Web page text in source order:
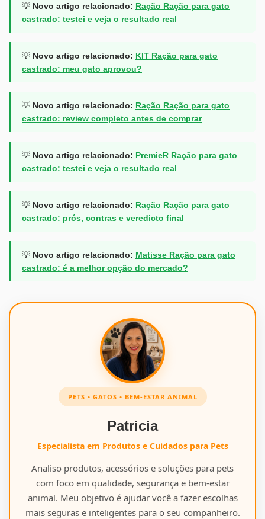
💡 Novo artigo relacionado: Ração Ração para gato
castrado: testei e veja o resultado real
💡 Novo artigo relacionado: KIT Ração para gato
castrado: meu gato aprovou?
💡 Novo artigo relacionado: Ração Ração para gato
castrado: review completo antes de comprar
💡 Novo artigo relacionado: PremieR Ração para gato
castrado: testei e veja o resultado real
💡 Novo artigo relacionado: Ração Ração para gato
castrado: prós, contras e veredicto final
💡 Novo artigo relacionado: Matisse Ração para gato
castrado: é a melhor opção do mercado?
PETS • GATOS • BEM-ESTAR ANIMAL
Patricia
Especialista em Produtos e Cuidados para Pets
Analiso produtos, acessórios e soluções para pets
com foco em qualidade, segurança e bem-estar
animal. Meu objetivo é ajudar você a fazer escolhas
mais seguras e inteligentes para o seu companheiro.